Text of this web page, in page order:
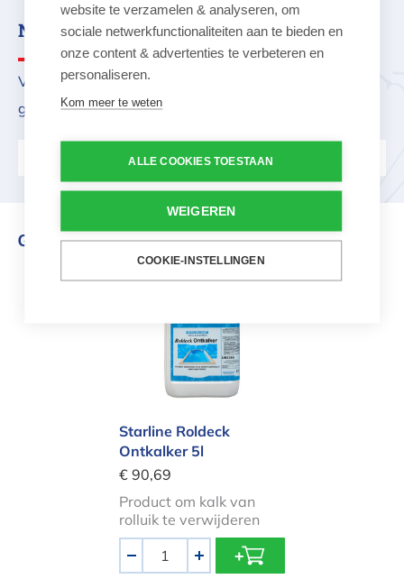
Nood aan advies?
Vragen over dit product? Onze klantenservice helpt je
graag verder.
Stel ons je vraag
Gerelateerd aan dit product
Starline Roldeck Ontkalker 5l
Starline Roldeck
Ontkalker 5l
€ 90,69
Product om kalk van
rolluik te verwijderen
+
website te verzamelen & analyseren, om
sociale netwerkfunctionaliteiten aan te bieden en
onze content & advertenties te verbeteren en
personaliseren.
Kom meer te weten
ALLE COOKIES TOESTAAN
WEIGEREN
COOKIE-INSTELLINGEN